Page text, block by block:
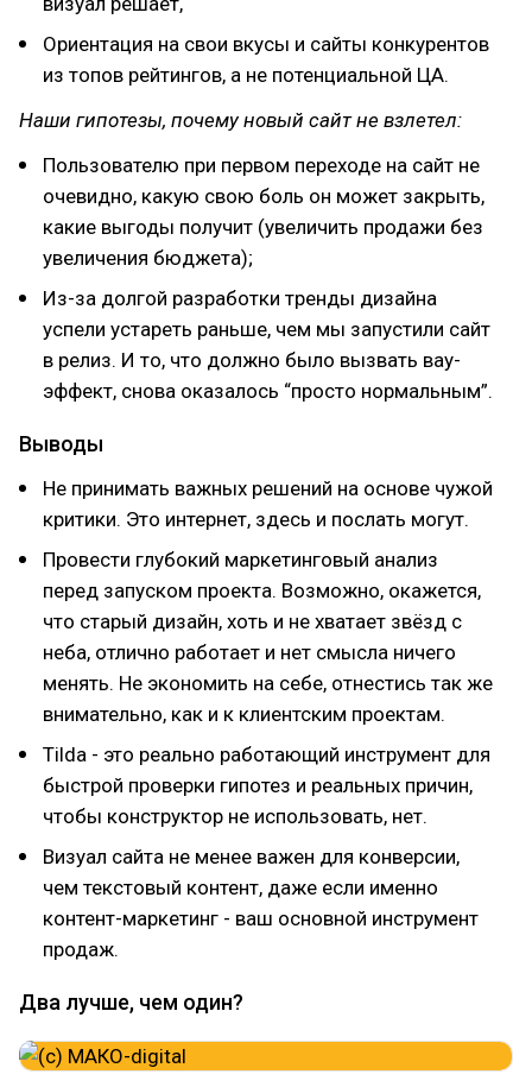
Ориентация на свои вкусы и сайты конкурентов
из топов рейтингов, а не потенциальной ЦА.
Наши гипотезы, почему новый сайт не взлетел:
Пользователю при первом переходе на сайт не
очевидно, какую свою боль он может закрыть,
какие выгоды получит (увеличить продажи без
увеличения бюджета);
Из-за долгой разработки тренды дизайна
успели устареть раньше, чем мы запустили сайт
в релиз. И то, что должно было вызвать вау-
эффект, снова оказалось “просто нормальным”.
Выводы
Не принимать важных решений на основе чужой
критики. Это интернет, здесь и послать могут.
Провести глубокий маркетинговый анализ
перед запуском проекта. Возможно, окажется,
что старый дизайн, хоть и не хватает звёзд с
неба, отлично работает и нет смысла ничего
менять. Не экономить на себе, отнестись так же
внимательно, как и к клиентским проектам.
Tilda - это реально работающий инструмент для
быстрой проверки гипотез и реальных причин,
чтобы конструктор не использовать, нет.
Визуал сайта не менее важен для конверсии,
чем текстовый контент, даже если именно
контент-маркетинг - ваш основной инструмент
продаж.
Два лучше, чем один?